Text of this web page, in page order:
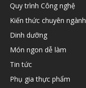
Quy trình Công nghệ
Kiến thức chuyên ngành
Dinh dưỡng
Món ngon dễ làm
Tin tức
Phụ gia thực phẩm